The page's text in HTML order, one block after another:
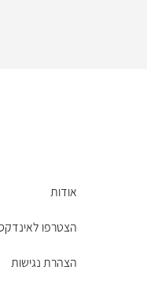
אודות
הצטרפו
הצהרת נגישות